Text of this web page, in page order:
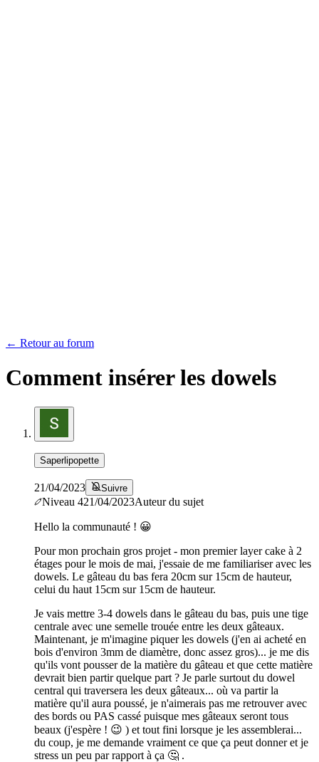
← Retour au forum
Comment insérer les dowels
Saperlipopette
21/04/2023 Suivre
Niveau 421/04/2023Auteur du sujet
Hello la communauté ! 😀
Pour mon prochain gros projet - mon premier layer cake à 2
étages pour le mois de mai, j'essaie de me familiariser avec les
dowels. Le gâteau du bas fera 20cm sur 15cm de hauteur,
celui du haut 15cm sur 15cm de hauteur.
Je vais mettre 3-4 dowels dans le gâteau du bas, puis une tige
centrale avec une semelle trouée entre les deux gâteaux.
Maintenant, je m'imagine piquer les dowels (j'en ai acheté en
bois d'environ 3mm de diamètre, donc assez gros)... je me dis
qu'ils vont pousser de la matière du gâteau et que cette matière
devrait bien partir quelque part ? Je parle surtout du dowel
central qui traversera les deux gâteaux... où va partir la
matière qu'il aura poussé, je n'aimerais pas me retrouver avec
des bords ou PAS cassé puisque mes gâteaux seront tous
beaux (j'espère ! 😉 ) et tout fini lorsque je les assemblerai...
du coup, je me demande vraiment ce que ça peut donner et je
stress un peu par rapport à ça 🤔 .